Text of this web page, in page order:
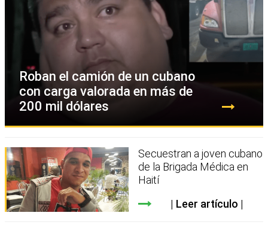
Roban el camión de un cubano
con carga valorada en más de
200 mil dólares
Secuestran a joven cubano
de la Brigada Médica en
Haití
Leer artículo